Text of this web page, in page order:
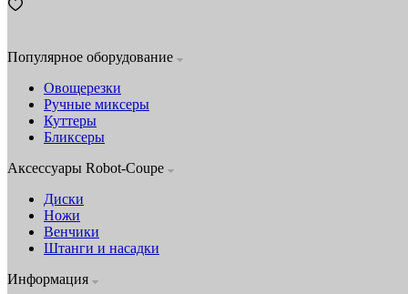
Популярное оборудование
Овощерезки
Ручные миксеры
Куттеры
Бликсеры
Аксессуары Robot-Coupe
Диски
Ножи
Венчики
Штанги и насадки
Информация